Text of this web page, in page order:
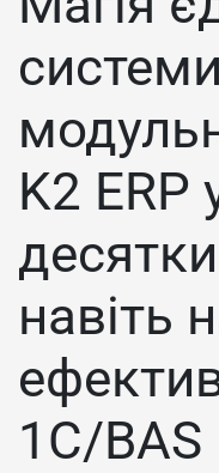
K2 ERP
десятки
навіть
1С/BAS